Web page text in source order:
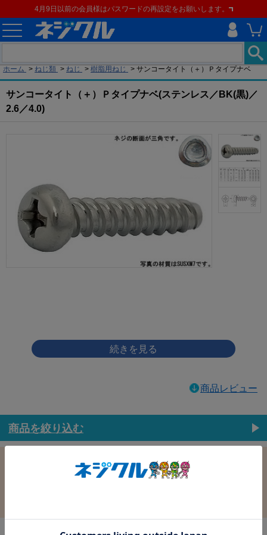
4月9日以前の会員様はパスワードの再設定をお願いします。
ホーム > ねじ類 > ねじ > 樹脂用ねじ > サンコータイト（＋）Ｐタイプナベ
サンコータイト（＋）Ｐタイプナベ(ステンレス／BK(黒)／
2.6／4.0)
商品レビュー
商品を絞り込む
表面処理：BK(黒)